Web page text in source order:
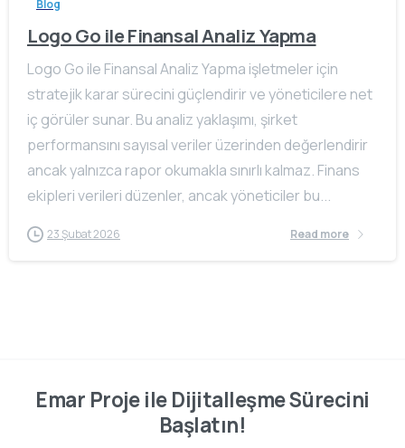
Blog
Logo Go ile Finansal Analiz Yapma
Logo Go ile Finansal Analiz Yapma işletmeler için
stratejik karar sürecini güçlendirir ve yöneticilere net
iç görüler sunar. Bu analiz yaklaşımı, şirket
performansını sayısal veriler üzerinden değerlendirir
ancak yalnızca rapor okumakla sınırlı kalmaz. Finans
ekipleri verileri düzenler, ancak yöneticiler bu...
23 Şubat 2026 Read more
Emar Proje ile Dijitalleşme Sürecini
Başlatın!